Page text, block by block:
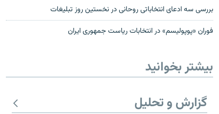
بررسی سه ادعای انتخاباتی روحانی در نخستین روز تبلیغات
فوران «پوپولیسم» در انتخابات ریاست جمهوری ایران
بیشتر بخوانید
گزارش و تحلیل